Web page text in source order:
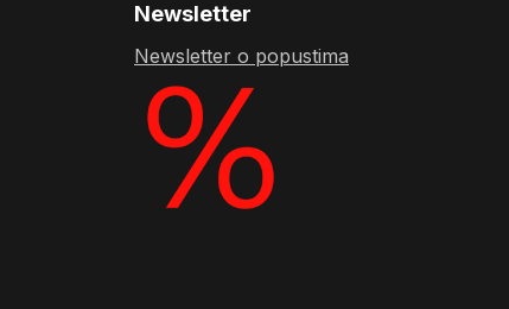
Newsletter
Newsletter o popustima